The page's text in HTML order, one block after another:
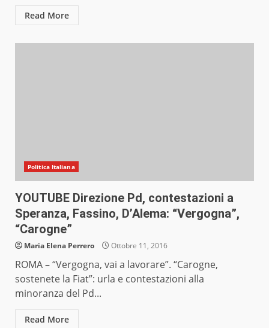
Read More
Politica Italiana
YOUTUBE Direzione Pd, contestazioni a
Speranza, Fassino, D’Alema: “Vergogna”,
“Carogne”
Maria Elena Perrero Ottobre 11, 2016
ROMA – “Vergogna, vai a lavorare”. “Carogne,
sostenete la Fiat”: urla e contestazioni alla
minoranza del Pd...
Read More